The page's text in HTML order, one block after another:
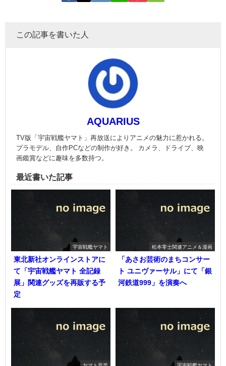
この記事を書いた人
AQUARIUS
TV版「宇宙戦艦ヤマト」再放送によりアニメの魅力に惹かれる。
プラモデル、自作PCなどの制作が好き。 カメラ、ドライブ、映
画鑑賞などに趣味を多数持つ。
最近書いた記事
宇宙戦艦ヤマト
東北新社オンラインストアに
て「宇宙戦艦ヤマト 全記録
展」関連グッズを再販する予
定
松本零士関連アニメ＆漫画
「あさお芸術のまちコンサー
ト ユニヴァーサル」にて「銀
河鉄道999」を演奏へ
ヤマト音楽 宇宙戦艦ヤマト